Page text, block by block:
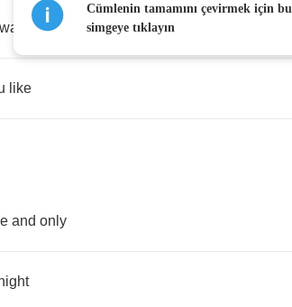
want
like
and only
Cümlenin tamamını çevirmek için bu
simgeye tıklayın